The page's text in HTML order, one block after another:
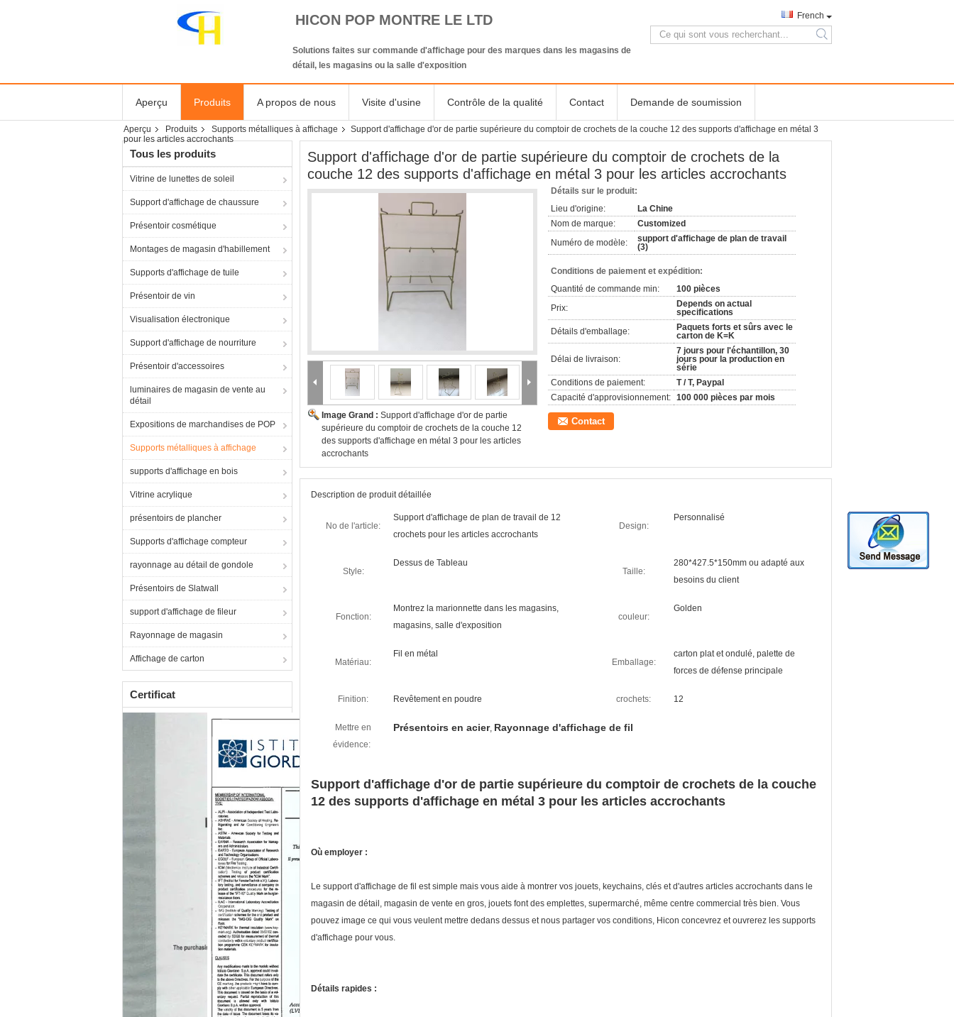
HICON POP MONTRE LE LTD
Solutions faites sur commande d'affichage pour des marques dans les magasins de
détail, les magasins ou la salle d'exposition
French
search
Aperçu Produits A propos de nous Visite d'usine Contrôle de la qualité Contact Demande de soumission
Aperçu Produits Supports métalliques à affichage
Support d'affichage d'or de partie supérieure du comptoir de crochets de la couche 12 des supports d'affichage en métal 3
pour les articles accrochants
Tous les produits
Vitrine de lunettes de soleil
Support d'affichage de chaussure
Présentoir cosmétique
Montages de magasin d'habillement
Supports d'affichage de tuile
Présentoir de vin
Visualisation électronique
Support d'affichage de nourriture
Présentoir d'accessoires
luminaires de magasin de vente au
détail
Expositions de marchandises de POP
Supports métalliques à affichage
supports d'affichage en bois
Vitrine acrylique
présentoirs de plancher
Supports d'affichage compteur
rayonnage au détail de gondole
Présentoirs de Slatwall
support d'affichage de fileur
Rayonnage de magasin
Affichage de carton
Certificat
Support d'affichage d'or de partie supérieure du comptoir de crochets de la
couche 12 des supports d'affichage en métal 3 pour les articles accrochants
Image Grand : Support d'affichage d'or de partie
supérieure du comptoir de crochets de la couche 12
des supports d'affichage en métal 3 pour les articles
accrochants
Détails sur le produit:
Lieu d'origine:
La Chine
Nom de marque:
Customized
Numéro de modèle:
support d'affichage de plan de travail
(3)
Conditions de paiement et expédition:
Quantité de commande min:
100 pièces
Prix:
Depends on actual
specifications
Détails d'emballage:
Paquets forts et sûrs avec le
carton de K=K
Délai de livraison:
7 jours pour l'échantillon, 30
jours pour la production en
série
Conditions de paiement:
T / T, Paypal
Capacité d'approvisionnement: 100 000 pièces par mois
Contact
Description de produit détaillée
No de l'article:
Support d'affichage de plan de travail de 12
crochets pour les articles accrochants
Design:
Personnalisé
Style:
Dessus de Tableau
Taille:
280*427.5*150mm ou adapté aux
besoins du client
Fonction:
Montrez la marionnette dans les magasins,
magasins, salle d'exposition
couleur:
Golden
Matériau:
Fil en métal
Emballage:
carton plat et ondulé, palette de
forces de défense principale
Finition: Revêtement en poudre crochets: 12
Mettre en
évidence:
Présentoirs en acier, Rayonnage d'affichage de fil
Support d'affichage d'or de partie supérieure du comptoir de crochets de la couche
12 des supports d'affichage en métal 3 pour les articles accrochants
Où employer :
Le support d'affichage de fil est simple mais vous aide à montrer vos jouets, keychains, clés et d'autres articles accrochants dans le
magasin de détail, magasin de vente en gros, jouets font des emplettes, supermarché, même centre commercial très bien. Vous
pouvez image ce qui vous veulent mettre dedans dessus et nous partager vos conditions, Hicon concevrez et ouvrerez les supports
d'affichage pour vous.
Détails rapides :